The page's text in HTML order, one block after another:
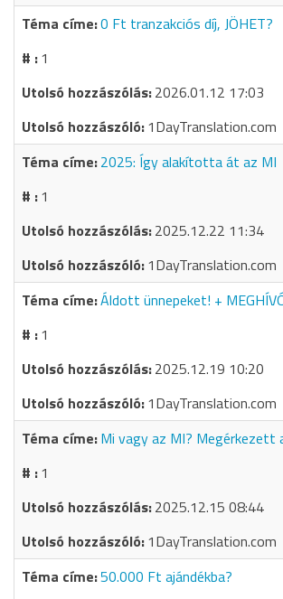
0 Ft tranzakciós díj, JÖHET?
1
2026.01.12 17:03
1DayTranslation.com
2025: Így alakította át az MI
1
2025.12.22 11:34
1DayTranslation.com
Áldott ünnepeket! +
1
2025.12.19 10:20
1DayTranslation.com
Mi vagy az MI? Megérkezett
1
2025.12.15 08:44
1DayTranslation.com
50.000 Ft ajándékba?